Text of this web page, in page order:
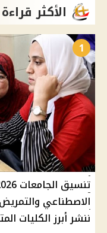
الأكثر قراءة
1
الاصطناعي
ننشر أبرز الكليات